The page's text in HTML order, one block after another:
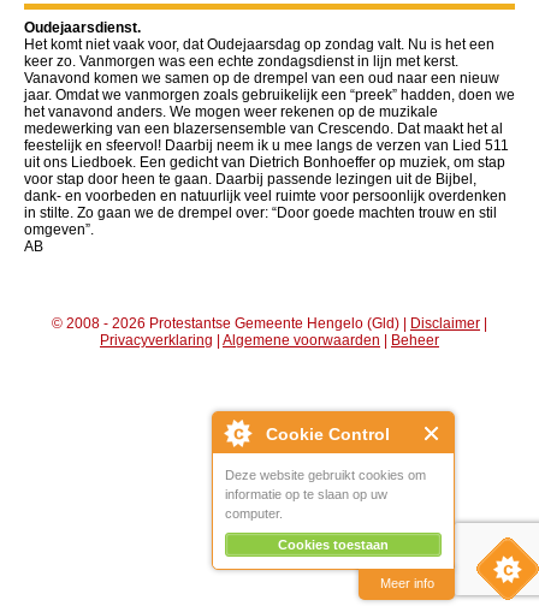
Cookie Control
Deze website gebruikt cookies om
informatie op te slaan op uw
computer.
Cookies toestaan
Meer info
Oudejaarsdienst.
Het komt niet vaak voor, dat Oudejaarsdag op zondag valt. Nu is het een
keer zo. Vanmorgen was een echte zondagsdienst in lijn met kerst.
Vanavond komen we samen op de drempel van een oud naar een nieuw
jaar. Omdat we vanmorgen zoals gebruikelijk een “preek” hadden, doen we
het vanavond anders. We mogen weer rekenen op de muzikale
medewerking van een blazersensemble van Crescendo. Dat maakt het al
feestelijk en sfeervol! Daarbij neem ik u mee langs de verzen van Lied 511
uit ons Liedboek. Een gedicht van Dietrich Bonhoeffer op muziek, om stap
voor stap door heen te gaan. Daarbij passende lezingen uit de Bijbel,
dank- en voorbeden en natuurlijk veel ruimte voor persoonlijk overdenken
in stilte. Zo gaan we de drempel over: “Door goede machten trouw en stil
omgeven”.
AB
© 2008 - 2026 Protestantse Gemeente Hengelo (Gld) | Disclaimer |
Privacyverklaring | Algemene voorwaarden | Beheer